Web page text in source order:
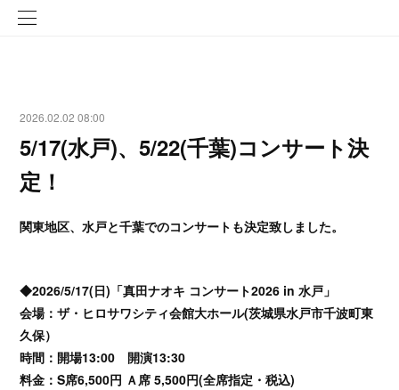
2026.02.02 08:00
5/17(水戸)、5/22(千葉)コンサート決
定！
関東地区、水戸と千葉でのコンサートも決定致しました。
◆2026/5/17(日)「真田ナオキ コンサート2026 in 水戸」
会場：ザ・ヒロサワシティ会館大ホール(茨城県水戸市千波町東
久保）
時間：開場13:00 開演13:30
料金：S席6,500円 Ａ席 5,500円(全席指定・税込)